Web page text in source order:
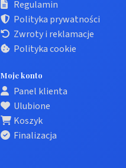
Regulamin
Polityka prywatności
Zwroty i reklamacje
Polityka cookie
Moje konto
Panel klienta
Ulubione
Koszyk
Finalizacja